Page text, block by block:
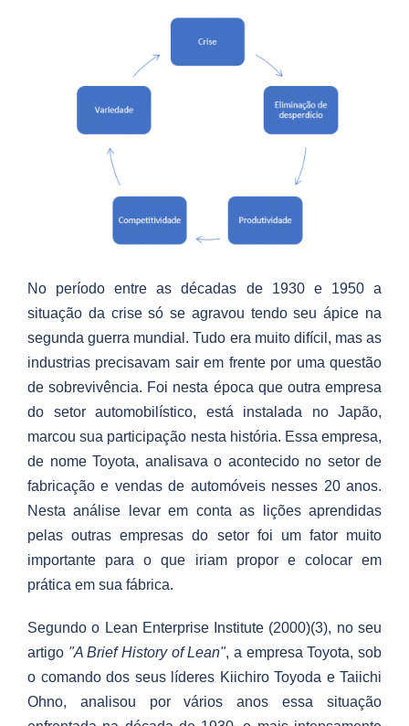
No período entre as décadas de 1930 e 1950 a
situação da crise só se agravou tendo seu ápice na
segunda guerra mundial. Tudo era muito difícil, mas as
industrias precisavam sair em frente por uma questão
de sobrevivência. Foi nesta época que outra empresa
do setor automobilístico, está instalada no Japão,
marcou sua participação nesta história. Essa empresa,
de nome Toyota, analisava o acontecido no setor de
fabricação e vendas de automóveis nesses 20 anos.
Nesta análise levar em conta as lições aprendidas
pelas outras empresas do setor foi um fator muito
importante para o que iriam propor e colocar em
prática em sua fábrica.
Segundo o Lean Enterprise Institute (2000)(3), no seu
artigo "A Brief History of Lean", a empresa Toyota, sob
o comando dos seus líderes Kiichiro Toyoda e Taiichi
Ohno, analisou por vários anos essa situação